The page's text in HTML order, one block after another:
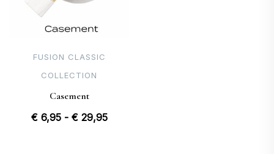
FUSION CLASSIC
COLLECTION
Casement
€6,95 - €29,95Prijsklasse: